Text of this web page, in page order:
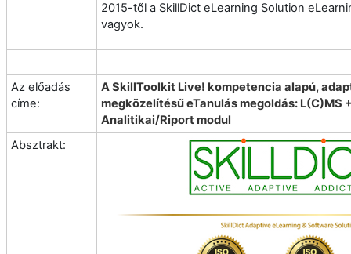
2015-től a SkillDict eLearning Solution
vagyok.
Az előadás
címe:
A SkillToolkit Live! kompetencia alapú,
megközelítésű eTanulás megoldás: L(C)MS
Analitikai/Riport modul
Absztrakt: